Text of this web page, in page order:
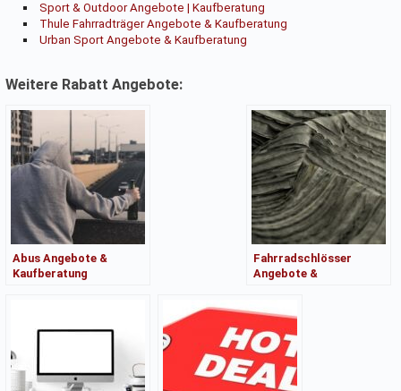
Sport & Outdoor Angebote | Kaufberatung
Thule Fahrradträger Angebote & Kaufberatung
Urban Sport Angebote & Kaufberatung
Weitere Rabatt Angebote:
Abus Angebote &
Kaufberatung
Fahrradschlösser
Angebote &